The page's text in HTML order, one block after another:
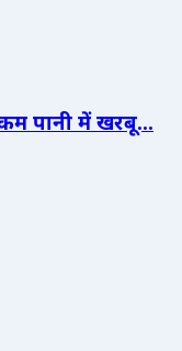
पानी में खरबू...